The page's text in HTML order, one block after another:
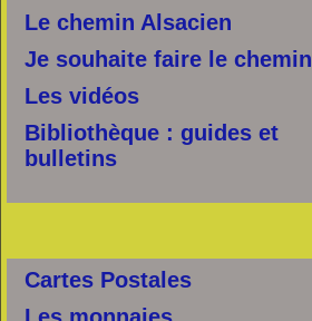
Le chemin Alsacien
Je souhaite faire le chemin
Les vidéos
Bibliothèque : guides et
bulletins
Cartes Postales